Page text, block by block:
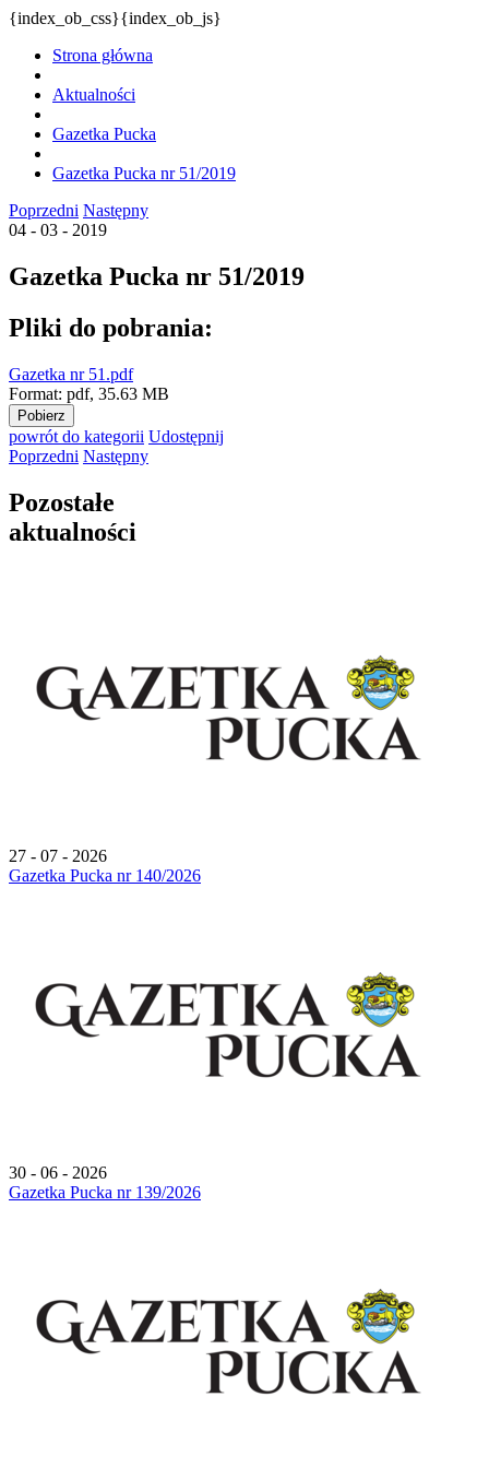
{index_ob_css}{index_ob_js}
Strona główna
Aktualności
Gazetka Pucka
Gazetka Pucka nr 51/2019
Poprzedni Następny
04 - 03 - 2019
Gazetka Pucka nr 51/2019
Pliki do pobrania:
Gazetka nr 51.pdf
Format: pdf, 35.63 MB
Pobierz
powrót do kategorii Udostępnij
Poprzedni Następny
Pozostałe
aktualności
27 - 07 - 2026
Gazetka Pucka nr 140/2026
30 - 06 - 2026
Gazetka Pucka nr 139/2026